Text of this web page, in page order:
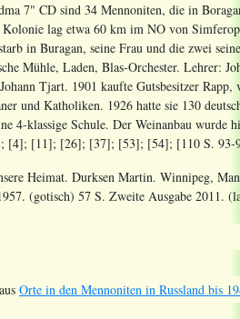
7" CD sind 34 Mennoniten, die in
lag etwa 60 km im NO von
in Buragan, seine Frau und die zwei
Mühle, Laden, Blas-Orchester. Lehrer:
Tjart. 1901 kaufte Gutsbesitzer
und Katholiken. 1926 hatte sie 130
4-klassige Schule. Der Weinanbau wurde
[4]; [11]; [26]; [37]; [53]; [54]; [110 S.
Heimat. Durksen Martin. Winnipeg,
(gotisch) 57 S. Zweite Ausgabe 2011.
Orte in den Mennoniten in Russland bis